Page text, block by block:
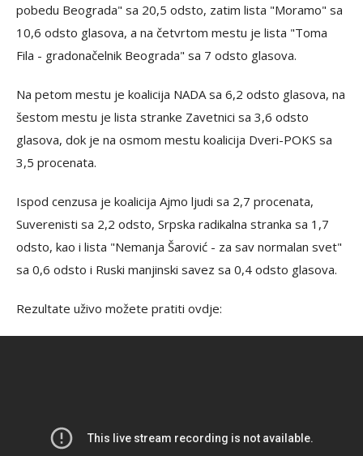
pobedu Beograda" sa 20,5 odsto, zatim lista "Moramo" sa
10,6 odsto glasova, a na četvrtom mestu je lista "Toma
Fila - gradonačelnik Beograda" sa 7 odsto glasova.
Na petom mestu je koalicija NADA sa 6,2 odsto glasova, na
šestom mestu je lista stranke Zavetnici sa 3,6 odsto
glasova, dok je na osmom mestu koalicija Dveri-POKS sa
3,5 procenata.
Ispod cenzusa je koalicija Ajmo ljudi sa 2,7 procenata,
Suverenisti sa 2,2 odsto, Srpska radikalna stranka sa 1,7
odsto, kao i lista "Nemanja Šarović - za sav normalan svet"
sa 0,6 odsto i Ruski manjinski savez sa 0,4 odsto glasova.
Rezultate uživo možete pratiti ovdje: